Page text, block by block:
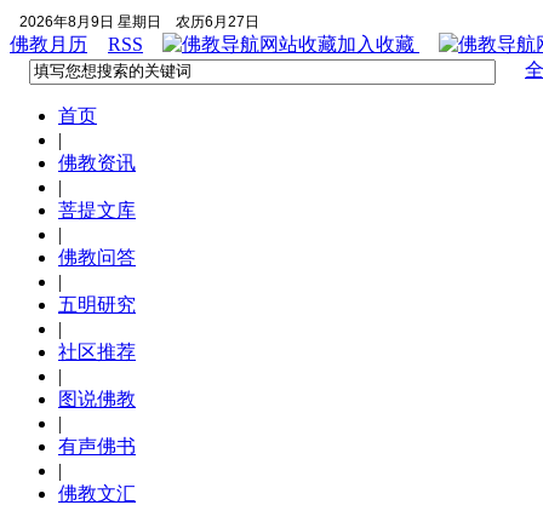
2026年8月9日 星期日 农历6月27日
佛教月历 RSS
加入收藏
首页
|
佛教资讯
|
菩提文库
|
佛教问答
|
五明研究
|
社区推荐
|
图说佛教
|
有声佛书
|
佛教文汇